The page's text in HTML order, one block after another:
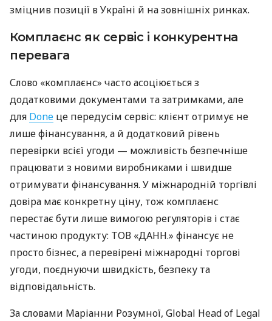
зміцнив позиції в Україні й на зовнішніх ринках.
Комплаєнс як сервіс і конкурентна
перевага
Слово «комплаєнс» часто асоціюється з
додатковими документами та затримками, але
для Done це передусім сервіс: клієнт отримує не
лише фінансування, а й додатковий рівень
перевірки всієї угоди — можливість безпечніше
працювати з новими виробниками і швидше
отримувати фінансування. У міжнародній торгівлі
довіра має конкретну ціну, тож комплаєнс
перестає бути лише вимогою регуляторів і стає
частиною продукту: ТОВ «ДАНН.» фінансує не
просто бізнес, а перевірені міжнародні торгові
угоди, поєднуючи швидкість, безпеку та
відповідальність.
За словами Маріанни Розумної, Global Head of Legal